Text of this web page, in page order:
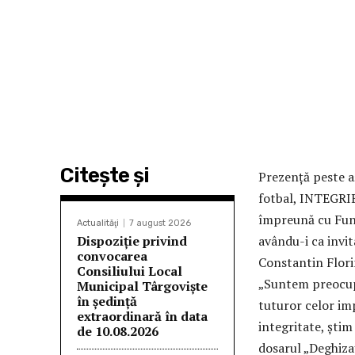
Citeşte şi
Actualităţi 7 august 2026
Dispoziție privind
convocarea
Consiliului Local
Municipal Târgoviște
în ședință
extraordinară în data
de 10.08.2026
Prezență peste
fotbal,
împreună cu
avându-i ca
Constantin
„Suntem
tuturor celor
integritate,
dosarul